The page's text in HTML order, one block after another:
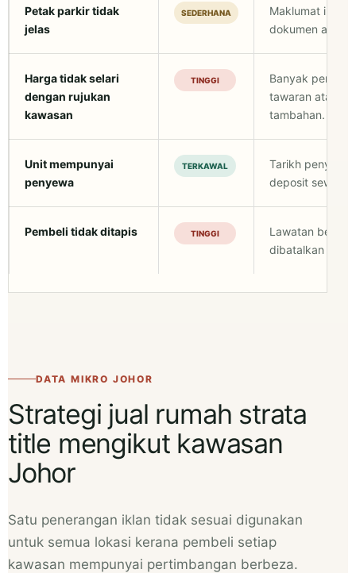
Petak parkir tidak
jelas
SEDERHANA
Maklumat iklan
dokumen atau
Harga tidak selari
dengan rujukan
kawasan
TINGGI
Banyak
tawaran atau
tambahan.
Unit mempunyai
penyewa
TERKAWAL
Tarikh
deposit sewaan
Pembeli tidak ditapis TINGGI
Lawatan
dibatalkan atau
DATA MIKRO JOHOR
Strategi jual rumah strata
title mengikut kawasan
Johor
Satu penerangan iklan tidak sesuai digunakan
untuk semua lokasi kerana pembeli setiap
kawasan mempunyai pertimbangan berbeza.